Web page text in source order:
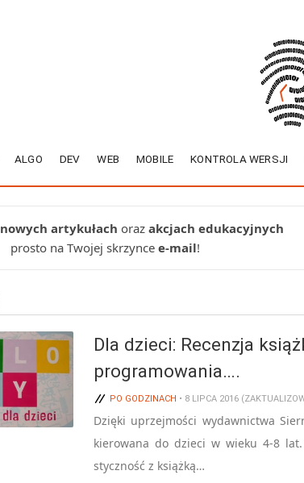
ALGO DEV WEB MOBILE KONTROLA WERSJI
nowych artykułach oraz akcjach edukacyjnych
prosto na Twojej skrzynce e-mail!
Dla dzieci: Recenzja
programowania….
PO GODZINACH • 8 LIPCA 2016
Dzięki uprzejmości wydawnictwa
kierowana do dzieci w wieku 4-8
styczność z książką…